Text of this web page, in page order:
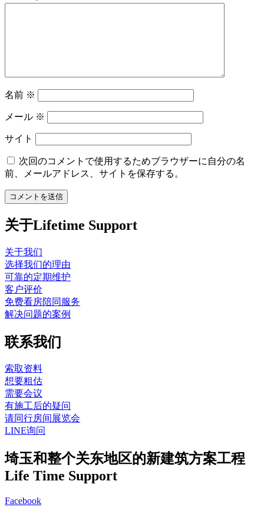
名前 ※
メール ※
サイト
次回のコメントで使用するためブラウザーに自分の名
前、メールアドレス、サイトを保存する。
关于Lifetime Support
关于我们
选择我们的理由
可靠的定期维护
客户评价
免费看房陪同服务
解决问题的案例
联系我们
索取资料
想要粗估
需要会议
有施工后的疑问
请同行房间展览会
LINE询问
埼玉和整个关东地区的新建筑方案工程
Life Time Support
Facebook